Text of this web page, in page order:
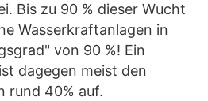
Bis zu 90 % dieser Wucht
Wasserkraftanlagen in
von 90 %! Ein
dagegen meist den
rund 40% auf.